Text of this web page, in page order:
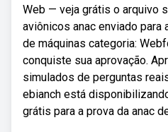
Web — veja grátis o arquivo
aviônicos anac enviado
de máquinas categoria:
conquiste sua aprovação.
simulados de perguntas
ebianch está
grátis para a prova da anac